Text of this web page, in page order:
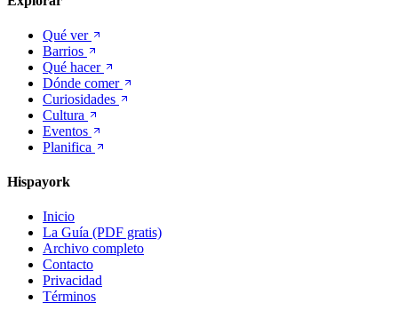
Qué ver
Barrios
Qué hacer
Dónde comer
Curiosidades
Cultura
Eventos
Planifica
Hispayork
Inicio
La Guía (PDF gratis)
Archivo completo
Contacto
Privacidad
Términos